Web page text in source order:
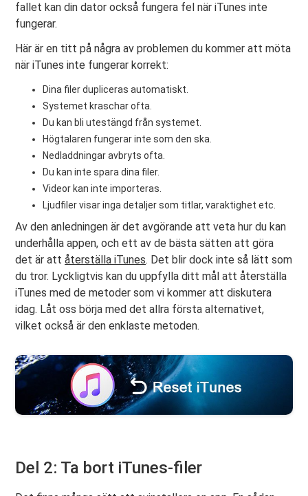
fallet kan din dator också fungera fel när iTunes inte
fungerar.
Här är en titt på några av problemen du kommer att möta
när iTunes inte fungerar korrekt:
Dina filer dupliceras automatiskt.
Systemet kraschar ofta.
Du kan bli utestängd från systemet.
Högtalaren fungerar inte som den ska.
Nedladdningar avbryts ofta.
Du kan inte spara dina filer.
Videor kan inte importeras.
Ljudfiler visar inga detaljer som titlar, varaktighet etc.
Av den anledningen är det avgörande att veta hur du kan
underhålla appen, och ett av de bästa sätten att göra
det är attåterställa iTunes. Det blir dock inte så lätt som
du tror. Lyckligtvis kan du uppfylla ditt mål att återställa
iTunes med de metoder som vi kommer att diskutera
idag. Låt oss börja med det allra första alternativet,
vilket också är den enklaste metoden.
Del 2: Ta bort iTunes-filer